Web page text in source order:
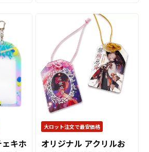
ルト
に便
リン
どを
すの
くな
みや
とが
のモ
表裏
対応
ラク
溢れるグッズを制作するこ
とができます。キーホルダ
ーパーツもデフォルトで
「ボールチェーン（シルバ
ー）」「ナスカン」「押し
二重カン」をご用意してお
ります。販売に必要な資材
も取り揃えておりますの
で、お客様にはデザインを
ご入稿いただくだけでオリ
ジナル商品として販売して
いただくことができます。
貼り合わせのアクリルキー
幅を
時間
が少
た、
の利
も利
れた
ま
、お
入稿
ナル
トレイ」をお客様のオリジ
ナルデザインで制作いたし
ます。 トレイの底面部分に
フルカラーでオリジナルの
デザインを印刷することが
できます。PVCのカラーは全
16色からお選びいただけま
すので、デザインに合わせ
てお選びください。PVC製
で水や汚れに強く、四隅の
スナップボタンを留めるだ
けで簡単に組み立てが完了
しますので、散らかりがち
キホ
大ロット注文で最安価格
オリジナル アクリルお